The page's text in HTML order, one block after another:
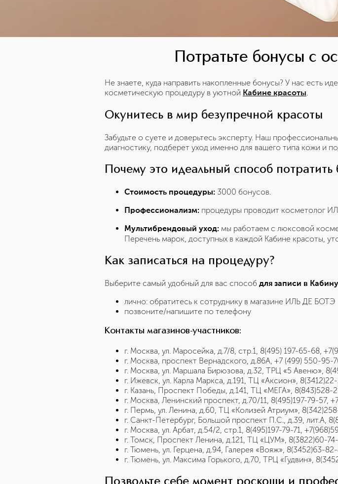
Потратьте бонусы с
Не знаете, куда направить накопленные бонусы? У нас есть
косметическую процедуру в уютной Кабине красоты.
Окунитесь в мир безупречной красоты
Забудьте о суете и доверьтесь эксперту. Наш
диагностику, подберет уход именно для вашего типа кожи и
Почему это идеальный способ потратить
Стоимость процедуры: 3000 бонусов.
Профессионализм: процедуры проводит косметолог
Мультибрендовый уход: мы работаем с люксовой
Перечень марок, доступных в каждой Кабине красоты,
Как записаться на процедуру?
Выберите самый удобный для вас способ для записи в
лично: обратитесь к сотруднику в магазине ИЛЬ ДЕ БОТЭ
позвоните/напишите по телефону
Контакты магазинов-участников:
г. Москва, ул. Маросейка, д.7/8, стр.1, 8(495) 197-65-68,
г. Москва, проспект Вернадского, д.86А, +7 (499) 550-95-
г. Москва, ул. Маршала Бирюзова, д.32, ТРЦ «5 Авеню»,
г. Ижевск, ул. Карла Маркса, д.191, ТЦ «Аксион»,
г. Казань, Проспект Победы, д.141, ТЦ «МЕГА», 8(843)528-
г. Москва, Ленинский проспект, д.70/11, 8(495)197-79-57,
г. Пермь, ул. Ленина, д.60, ТЦ «Колизей Атриум»,
г. Санкт-Петербург, Большой проспект П.С., д.39, лит.А,
г. Москва, ул. Арбат, д.54/2, стр.1, 8(495)197-79-71,
г. Томск, Проспект Ленина, д.121, ТЦ «ЦУМ», 8(3822)60-
г. Тюмень, ул. Герцена, д.94, Галерея «Вояж», 8(3452)63-
г. Тюмень, ул. Максима Горького, д.70, ТРЦ «Гудвин»,